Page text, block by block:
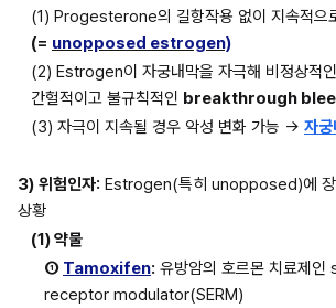
(1) Progesterone의 길항작용 없이 지속적
(= unopposed estrogen)
(2) Estrogen이 자궁내막을 자극해 비정상적
간헐적이고 불규칙적인 breakthrough
(3) 자극이 지속될 경우 악성 변화 가능 → 자
3) 위험인자: Estrogen(특히 unopposed)에 장
상황
(1) 약물
① Tamoxifen: 유방암의 호르몬 치료제
receptor modulator(SERM)